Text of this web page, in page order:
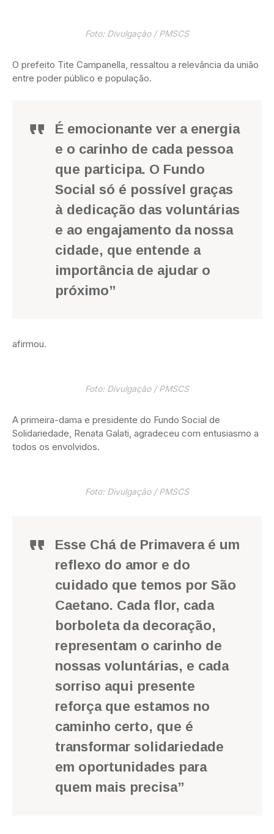
Foto: Divulgação / PMSCS
O prefeito Tite Campanella, ressaltou a relevância da união
entre poder público e população.
É emocionante ver a energia
e o carinho de cada pessoa
que participa. O Fundo
Social só é possível graças
à dedicação das voluntárias
e ao engajamento da nossa
cidade, que entende a
importância de ajudar o
próximo”
afirmou.
Foto: Divulgação / PMSCS
A primeira-dama e presidente do Fundo Social de
Solidariedade, Renata Galati, agradeceu com entusiasmo a
todos os envolvidos.
Foto: Divulgação / PMSCS
Esse Chá de Primavera é um
reflexo do amor e do
cuidado que temos por São
Caetano. Cada flor, cada
borboleta da decoração,
representam o carinho de
nossas voluntárias, e cada
sorriso aqui presente
reforça que estamos no
caminho certo, que é
transformar solidariedade
em oportunidades para
quem mais precisa”